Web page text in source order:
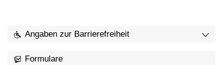
Angaben zur Barrierefreiheit
Formulare